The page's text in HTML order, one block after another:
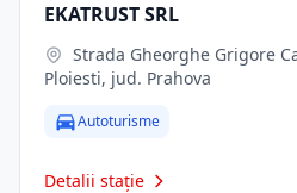
EKATRUST SRL
Ploiesti, jud. Prahova
Autoturisme
Detalii stație